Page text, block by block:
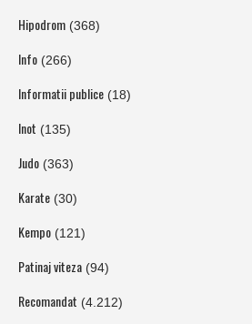
Hipodrom (368)
Info (266)
Informatii publice (18)
Inot (135)
Judo (363)
Karate (30)
Kempo (121)
Patinaj viteza (94)
Recomandat (4.212)